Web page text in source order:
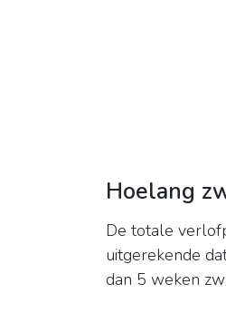
Hoelang
De totale
uitgerekende
dan 5 weken